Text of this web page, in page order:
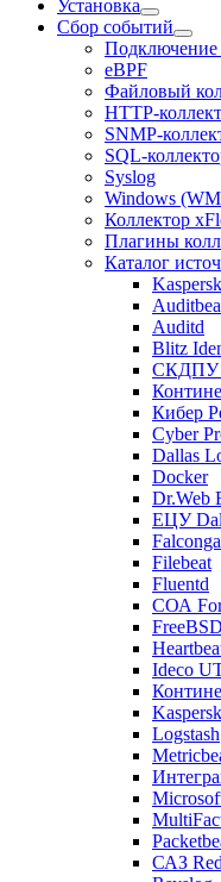
Установка
Сбор событий
Подключение
eBPF
Файловый
HTTP-
SNMP-
SQL-
Syslog
Windows
Коллектор
Плагины
Каталог
Auditd
Blitz
СКДПУ
Кибер
Cyber
Dallas
Docker
Dr.Web
ЕЦУ
Filebeat
Fluentd
СОА
FreeBSD
Ideco
Logstash
САЗ